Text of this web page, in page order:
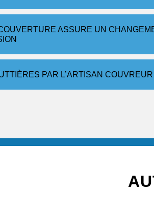
ASSURE UN
PAR L’ARTISAN